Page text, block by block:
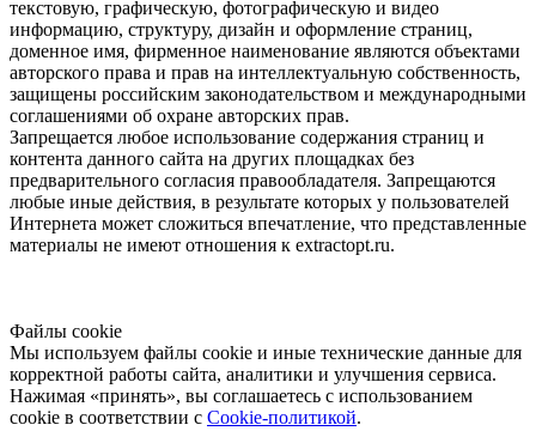
текстовую, графическую, фотографическую и видео
информацию, структуру, дизайн и оформление страниц,
доменное имя, фирменное наименование являются объектами
авторского права и прав на интеллектуальную собственность,
защищены российским законодательством и международными
соглашениями об охране авторских прав.
Запрещается любое использование содержания страниц и
контента данного сайта на других площадках без
предварительного согласия правообладателя. Запрещаются
любые иные действия, в результате которых у пользователей
Интернета может сложиться впечатление, что представленные
материалы не имеют отношения к extractopt.ru.
Файлы cookie
Мы используем файлы cookie и иные технические данные для
корректной работы сайта, аналитики и улучшения сервиса.
Нажимая «принять», вы соглашаетесь с использованием
cookie в соответствии с Cookie-политикой.